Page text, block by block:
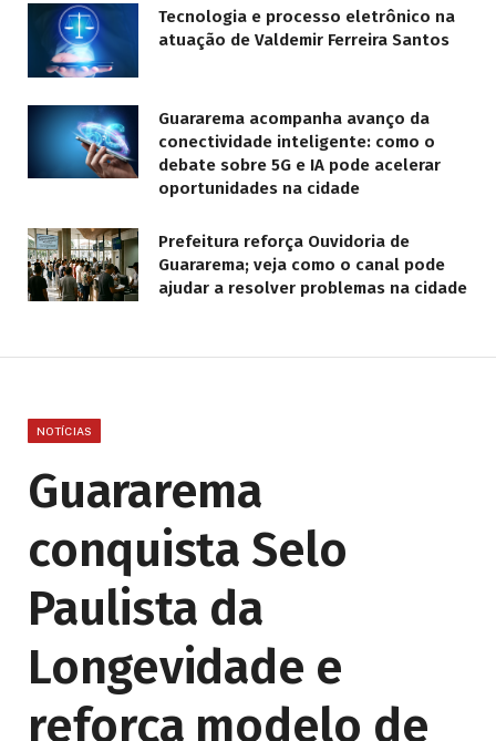
Tecnologia e processo eletrônico na
atuação de Valdemir Ferreira Santos
Guararema acompanha avanço da
conectividade inteligente: como o
debate sobre 5G e IA pode acelerar
oportunidades na cidade
Prefeitura reforça Ouvidoria de
Guararema; veja como o canal pode
ajudar a resolver problemas na cidade
NOTÍCIAS
Guararema
conquista Selo
Paulista da
Longevidade e
reforça modelo de